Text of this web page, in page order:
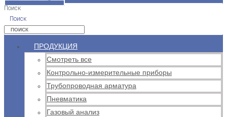
Поиск
Поиск
ПРОДУКЦИЯ
Смотреть все
Контрольно-измерительные приборы
Трубопроводная арматура
Пневматика
Газовый анализ